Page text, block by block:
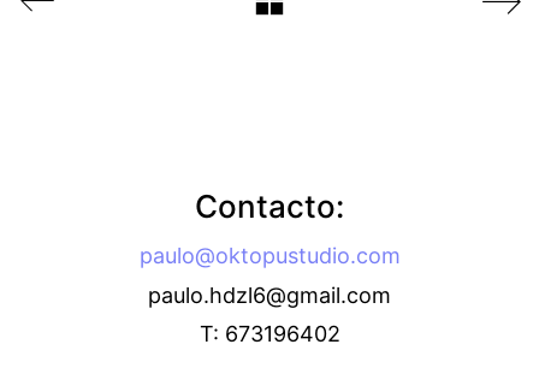
Contacto:
paulo@oktopustudio.com
paulo.hdzl6@gmail.com
T: 673196402